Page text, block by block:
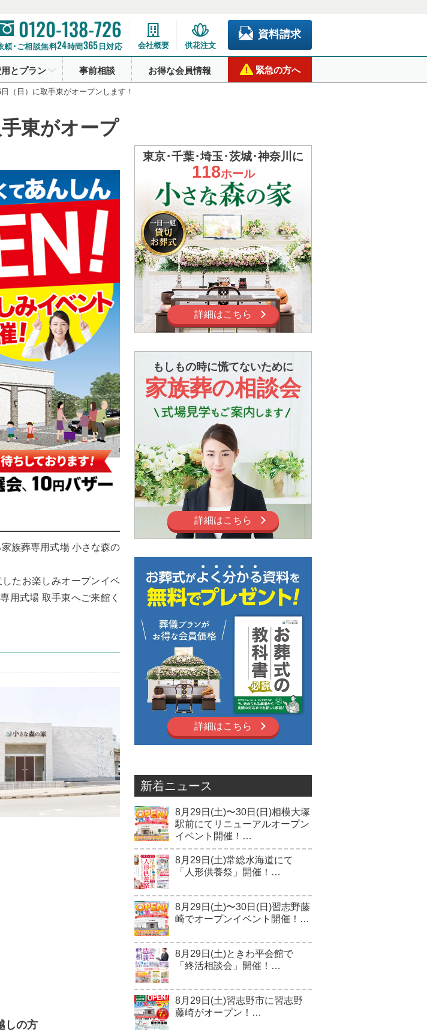
0120-138-726
頼･ご相談無料24時間 365 日対応 会社概要 供花注文
資料請求
とプラン 事前相談 お得な会員情報 緊急の方へ
（日）に取手東がオープンします！
東がオープ
族葬専用式場 小さな森の
たお楽しみオープンイベ
用式場 取手東へご来館く
しの方
東京･千葉･埼玉･茨城･神奈川に
118ホール
詳細はこちら
もしもの時に慌てないために
家族葬の相談会
詳細はこちら
詳細はこちら
新着ニュース
8月29日(土)〜30日(日)相模大塚
駅前にてリニューアルオープン
イベント開催！…
8月29日(土)常総水海道にて
「人形供養祭」開催！…
8月29日(土)〜30日(日)習志野藤
崎でオープンイベント開催！…
8月29日(土)ときわ平会館で
「終活相談会」開催！…
8月29日(土)習志野市に習志野
藤崎がオープン！…